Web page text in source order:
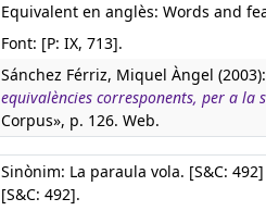
Equivalent en anglès: Words and
Font: [P: IX, 713].
Sánchez Férriz, Miquel Àngel (2003):
equivalències corresponents, per a la
Corpus», p. 126. Web.
Sinònim: La paraula vola. [S&C:
[S&C: 492].